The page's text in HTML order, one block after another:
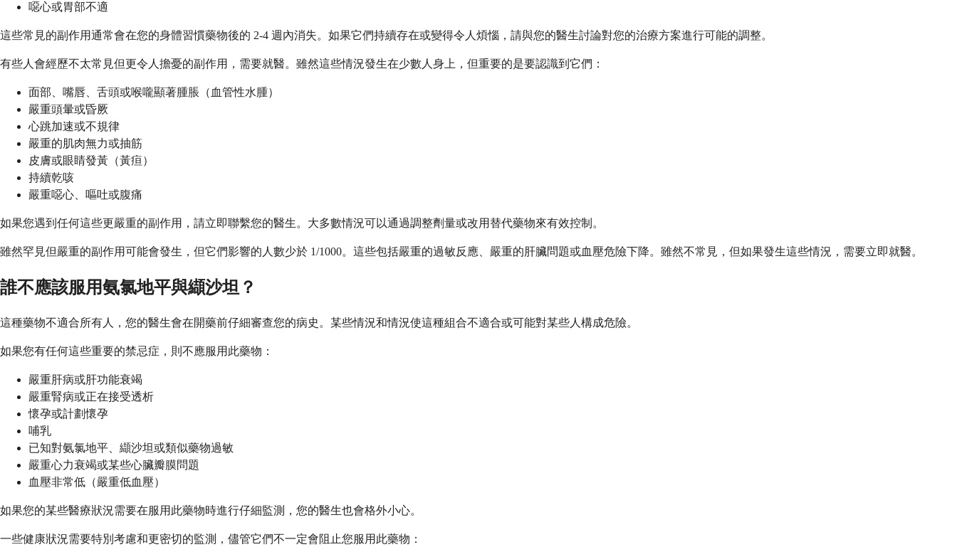
噁心或胃部不適
這些常見的副作用通常會在您的身體習慣藥物後的 2-4 週內消失。如果它們持續存在或變得令人煩惱，請與您的醫生討論對您的治療方案進行可能的調整。
有些人會經歷不太常見但更令人擔憂的副作用，需要就醫。雖然這些情況發生在少數人身上，但重要的是要認識到它們：
面部、嘴唇、舌頭或喉嚨顯著腫脹（血管性水腫）
嚴重頭暈或昏厥
心跳加速或不規律
嚴重的肌肉無力或抽筋
皮膚或眼睛發黃（黃疸）
持續乾咳
嚴重噁心、嘔吐或腹痛
如果您遇到任何這些更嚴重的副作用，請立即聯繫您的醫生。大多數情況可以通過調整劑量或改用替代藥物來有效控制。
雖然罕見但嚴重的副作用可能會發生，但它們影響的人數少於 1/1000。這些包括嚴重的過敏反應、嚴重的肝臟問題或血壓危險下降。雖然不常見，但如果發生這些情況，需要立即就醫。
誰不應該服用氨氯地平與纈沙坦？
這種藥物不適合所有人，您的醫生會在開藥前仔細審查您的病史。某些情況和情況使這種組合不適合或可能對某些人構成危險。
如果您有任何這些重要的禁忌症，則不應服用此藥物：
嚴重肝病或肝功能衰竭
嚴重腎病或正在接受透析
懷孕或計劃懷孕
哺乳
已知對氨氯地平、纈沙坦或類似藥物過敏
嚴重心力衰竭或某些心臟瓣膜問題
血壓非常低（嚴重低血壓）
如果您的某些醫療狀況需要在服用此藥物時進行仔細監測，您的醫生也會格外小心。
一些健康狀況需要特別考慮和更密切的監測，儘管它們不一定會阻止您服用此藥物：